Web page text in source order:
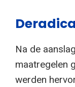
Na de
maatregelen
werden